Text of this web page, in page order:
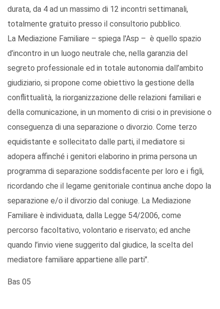
durata, da 4 ad un massimo di 12 incontri settimanali,
totalmente gratuito presso il consultorio pubblico.
La Mediazione Familiare – spiega l'Asp – è quello spazio
d’incontro in un luogo neutrale che, nella garanzia del
segreto professionale ed in totale autonomia dall’ambito
giudiziario, si propone come obiettivo la gestione della
conflittualità, la riorganizzazione delle relazioni familiari e
della comunicazione, in un momento di crisi o in previsione o
conseguenza di una separazione o divorzio. Come terzo
equidistante e sollecitato dalle parti, il mediatore si
adopera affinché i genitori elaborino in prima persona un
programma di separazione soddisfacente per loro e i figli,
ricordando che il legame genitoriale continua anche dopo la
separazione e/o il divorzio dal coniuge. La Mediazione
Familiare è individuata, dalla Legge 54/2006, come
percorso facoltativo, volontario e riservato; ed anche
quando l’invio viene suggerito dal giudice, la scelta del
mediatore familiare appartiene alle parti".
Bas 05